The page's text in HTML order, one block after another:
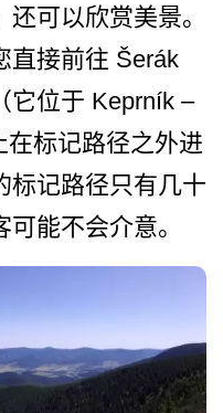
可­以欣赏美景。
直接前往 Šerák
它位于 Keprník –
标记路径­之外进
标记路径只有几十
能不会介意。